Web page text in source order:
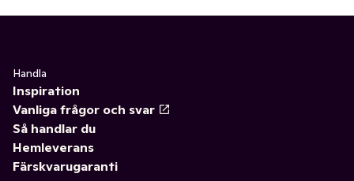
Handla
Inspiration
Vanliga frågor och svar
Så handlar du
Hemleverans
Färskvarugaranti